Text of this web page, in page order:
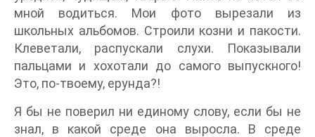
мной водиться. Мои фото вырезали из
школьных альбомов. Строили козни и пакости.
Клеветали, распускали слухи. Показывали
пальцами и хохотали до самого выпускного!
Это, по-твоему, ерунда?!
Я бы не поверил ни единому слову, если бы не
знал, в какой среде она выросла. В среде